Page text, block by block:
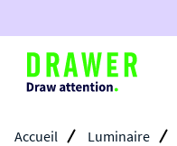
Accueil Luminaire